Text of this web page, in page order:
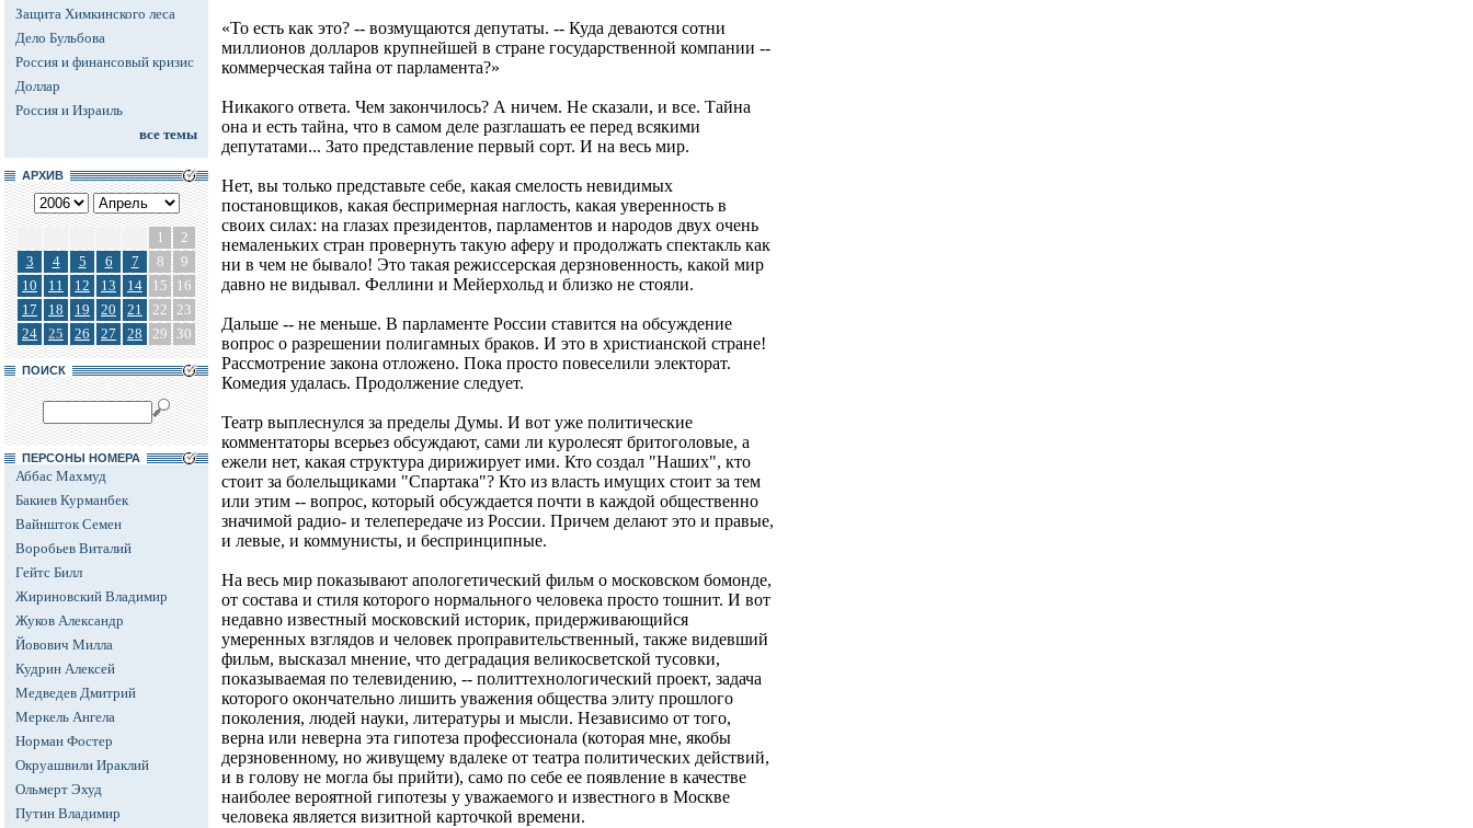
Защита Химкинского леса
Дело Бульбова
Россия и финансовый кризис
Доллар
Россия и Израиль
все темы
АРХИВ
1
2
3
4 5 6 7 8
9
10
11 12 13 14 15
16
17
18 19 20 21 22 23
24
25 26 27 28 29 30
ПОИСК
ПЕРСОНЫ НОМЕРА
Аббас Махмуд
Бакиев Курманбек
Вайншток Семен
Воробьев Виталий
Гейтс Билл
Жириновский Владимир
Жуков Александр
Йовович Милла
Кудрин Алексей
Медведев Дмитрий
Меркель Ангела
Норман Фостер
Окруашвили Ираклий
Ольмерт Эхуд
Путин Владимир
«То есть как это? -- возмущаются депутаты. -- Куда деваются сотни
миллионов долларов крупнейшей в стране государственной компании --
коммерческая тайна от парламента?»
Никакого ответа. Чем закончилось? А ничем. Не сказали, и все. Тайна
она и есть тайна, что в самом деле разглашать ее перед всякими
депутатами... Зато представление первый сорт. И на весь мир.
Нет, вы только представьте себе, какая смелость невидимых
постановщиков, какая беспримерная наглость, какая уверенность в
своих силах: на глазах президентов, парламентов и народов двух очень
немаленьких стран провернуть такую аферу и продолжать спектакль как
ни в чем не бывало! Это такая режиссерская дерзновенность, какой мир
давно не видывал. Феллини и Мейерхольд и близко не стояли.
Дальше -- не меньше. В парламенте России ставится на обсуждение
вопрос о разрешении полигамных браков. И это в христианской стране!
Рассмотрение закона отложено. Пока просто повеселили электорат.
Комедия удалась. Продолжение следует.
Театр выплеснулся за пределы Думы. И вот уже политические
комментаторы всерьез обсуждают, сами ли куролесят бритоголовые, а
ежели нет, какая структура дирижирует ими. Кто создал "Наших", кто
стоит за болельщиками "Спартака"? Кто из власть имущих стоит за тем
или этим -- вопрос, который обсуждается почти в каждой общественно
значимой радио- и телепередаче из России. Причем делают это и правые,
и левые, и коммунисты, и беспринципные.
На весь мир показывают апологетический фильм о московском бомонде,
от состава и стиля которого нормального человека просто тошнит. И вот
недавно известный московский историк, придерживающийся
умеренных взглядов и человек проправительственный, также видевший
фильм, высказал мнение, что деградация великосветской тусовки,
показываемая по телевидению, -- политтехнологический проект, задача
которого окончательно лишить уважения общества элиту прошлого
поколения, людей науки, литературы и мысли. Независимо от того,
верна или неверна эта гипотеза профессионала (которая мне, якобы
дерзновенному, но живущему вдалеке от театра политических действий,
и в голову не могла бы прийти), само по себе ее появление в качестве
наиболее вероятной гипотезы у уважаемого и известного в Москве
человека является визитной карточкой времени.